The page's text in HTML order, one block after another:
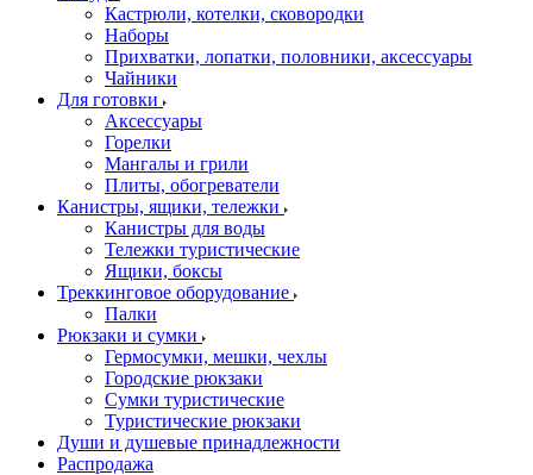
Кастрюли, котелки, сковородки
Наборы
Прихватки, лопатки, половники, аксессуары
Чайники
Для готовки
Аксессуары
Горелки
Мангалы и грили
Плиты, обогреватели
Канистры, ящики, тележки
Канистры для воды
Тележки туристические
Ящики, боксы
Треккинговое оборудование
Палки
Рюкзаки и сумки
Гермосумки, мешки, чехлы
Городские рюкзаки
Сумки туристические
Туристические рюкзаки
Души и душевые принадлежности
Распродажа